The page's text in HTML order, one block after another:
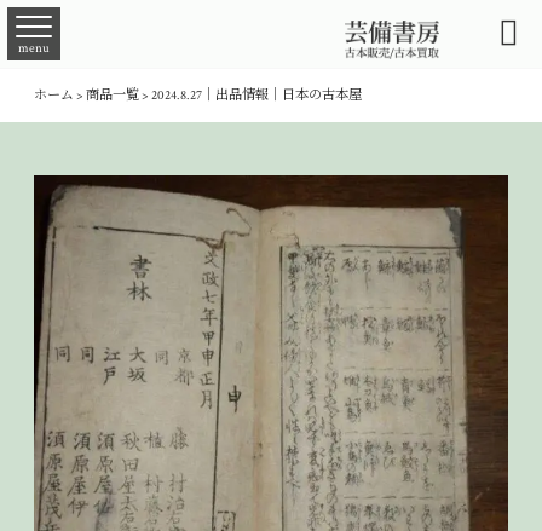
menu 
ホーム > 商品一覧> 2024.8.27｜出品情報｜日本の古本屋